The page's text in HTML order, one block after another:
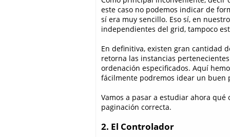
este caso no podemos indicar de
sí era muy sencillo. Eso sí, en
independientes del grid, tampoco
En definitiva, existen gran cantidad
retorna las instancias
ordenación especificados. Aquí
fácilmente podremos idear un buen
Vamos a pasar a estudiar ahora
paginación correcta.
2. El Controlador